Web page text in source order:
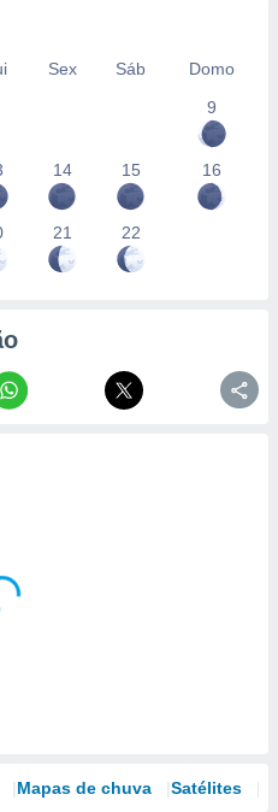
Sex Sáb
Domo
9
14 15 16
21 22
Mapas de chuva Satélites